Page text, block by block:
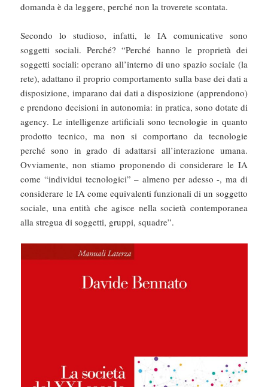
domanda è da leggere, perché non la troverete scontata.
Secondo lo studioso, infatti, le IA comunicative sono
soggetti sociali. Perché? “Perché hanno le proprietà dei
soggetti sociali: operano all’interno di uno spazio sociale (la
rete), adattano il proprio comportamento sulla base dei dati a
disposizione, imparano dai dati a disposizione (apprendono)
e prendono decisioni in autonomia: in pratica, sono dotate di
agency. Le intelligenze artificiali sono tecnologie in quanto
prodotto tecnico, ma non si comportano da tecnologie
perché sono in grado di adattarsi all’interazione umana.
Ovviamente, non stiamo proponendo di considerare le IA
come “individui tecnologici” – almeno per adesso -, ma di
considerare le IA come equivalenti funzionali di un soggetto
sociale, una entità che agisce nella società contemporanea
alla stregua di soggetti, gruppi, squadre”.